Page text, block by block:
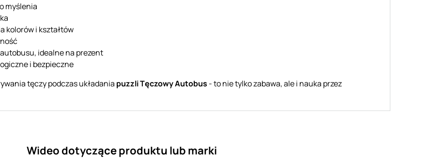
myślenia
kolorów i kształtów
idealne na prezent
i bezpieczne
tęczy podczas układania puzzli Tęczowy Autobus - to nie tylko zabawa, ale i nauka przez
Wideo dotyczące produktu lub marki